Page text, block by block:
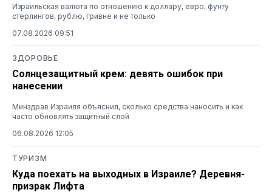
Израильская валюта по отношению к доллару, евро, фунту
стерлингов, рублю, гривне и не только
07.08.2026 09:51
ЗДОРОВЬЕ
Солнцезащитный крем: девять ошибок при
нанесении
Минздрав Израиля объяснил, сколько средства наносить и как
часто обновлять защитный слой
06.08.2026 12:05
ТУРИЗМ
Куда поехать на выходных в Израиле? Деревня-
призрак Лифта